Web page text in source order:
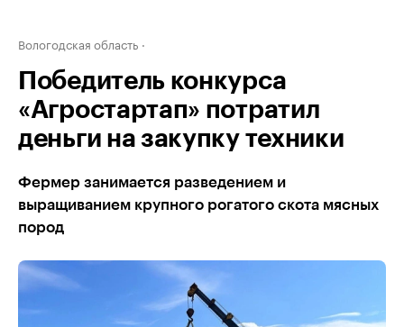
Вологодская область
Победитель конкурса
«Агростартап» потратил
деньги на закупку техники
Фермер занимается разведением и
выращиванием крупного рогатого скота мясных
пород